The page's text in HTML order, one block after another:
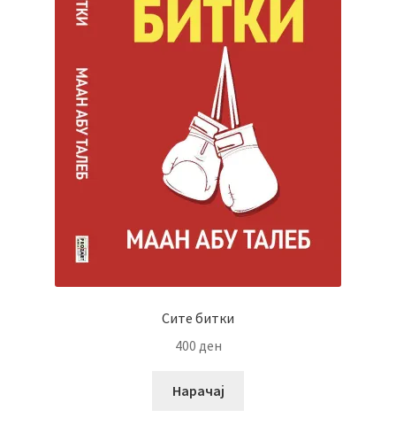
Сите битки
400 ден
Нарачај